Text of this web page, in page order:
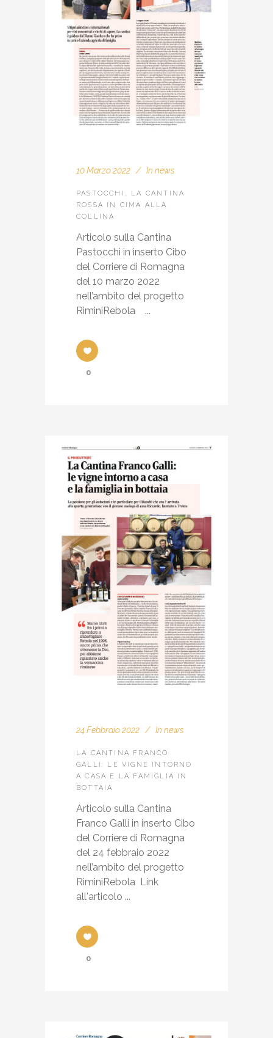
10 Marzo 2022 In news
PASTOCCHI, LA CANTINA
ROSSA IN CIMA ALLA
COLLINA
Articolo sulla Cantina
Pastocchi in inserto Cibo
del Corriere di Romagna
del 10 marzo 2022
nell’ambito del progetto
RiminiRebola ...
0
24 Febbraio 2022 In news
LA CANTINA FRANCO
GALLI: LE VIGNE INTORNO
A CASA E LA FAMIGLIA IN
BOTTAIA
Articolo sulla Cantina
Franco Galli in inserto Cibo
del Corriere di Romagna
del 24 febbraio 2022
nell’ambito del progetto
RiminiRebola Link
all'articolo ...
0